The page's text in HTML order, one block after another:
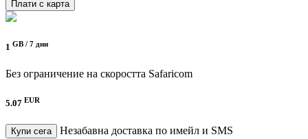
Плати с карта
1 GB / 7 дни
Без ограничение на скоростта Safaricom
5.07 EUR
Купи сега
Незабавна доставка по имейл и SMS